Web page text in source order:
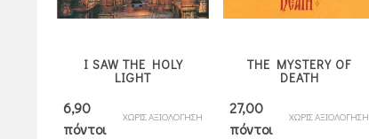
I SAW THE HOLY
LIGHT
ΧΩΡΙΣ ΑΞΙΟΛΟΓΗΣΗ
6,90
πόντοι
THE MYSTERY OF
DEATH
ΧΩΡΙΣ ΑΞΙΟΛΟΓΗΣΗ
27,00
πόντοι